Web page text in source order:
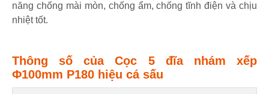
năng chống mài mòn, chống ẩm, chống tĩnh điện và chịu
nhiệt tốt.
Thông số của Cọc 5 đĩa nhám xếp
Φ100mm P180 hiệu cá sấu